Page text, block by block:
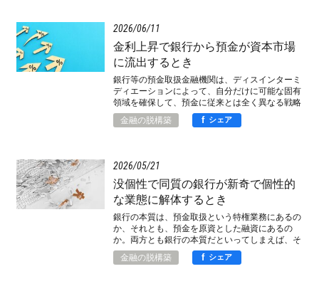
2026 06 11
金利上昇で銀行から預金が資本市場
に流出するとき
銀行等の預金取扱金融機関は、ディスインターミ
ディエーションによって、自分だけに可能な固有
領域を確保して、預金に従来とは全く異なる戦略
上の意味を発見するのです。
金融の脱構築 f シェア
2026 05 21
没個性で同質の銀行が新奇で個性的
な業態に解体するとき
銀行の本質は、預金取扱という特権業務にあるの
か、それとも、預金を原資とした融資にあるの
か。両方とも銀行の本質だといってしまえば、そ
こで思考停止になるわけです。
金融の脱構築 f シェア